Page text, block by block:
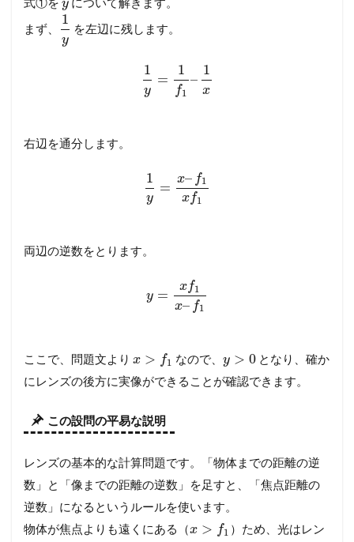
y
まず、
1
y
を左辺に残します。
1
y
=
1
f1
–
1
x
右辺を通分します。
1
y
=
x– f1
xf1
両辺の逆数をとります。
y =
xf1
x– f1
ここで、問題文より x > f1 なので、y > 0 となり、確か
にレンズの後方に実像ができることが確認できます。
この設問の平易な説明
レンズの基本的な計算問題です。「物体までの距離の逆
数」と「像までの距離の逆数」を足すと、「焦点距離の
逆数」になるというルールを使います。
物体が焦点よりも遠くにある（x > f1 ）ため、光はレン